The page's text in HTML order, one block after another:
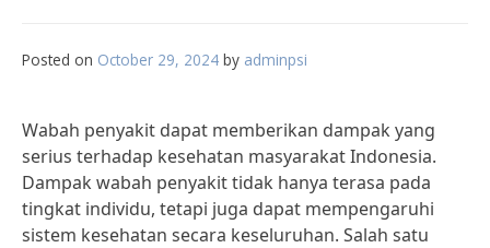
Posted on October 29, 2024 by adminpsi
Wabah penyakit dapat memberikan dampak yang
serius terhadap kesehatan masyarakat Indonesia.
Dampak wabah penyakit tidak hanya terasa pada
tingkat individu, tetapi juga dapat mempengaruhi
sistem kesehatan secara keseluruhan. Salah satu